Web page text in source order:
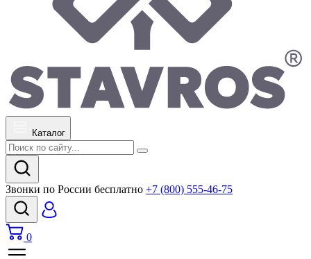
Каталог
Звонки по России бесплатно +7 (800) 555-46-75
0